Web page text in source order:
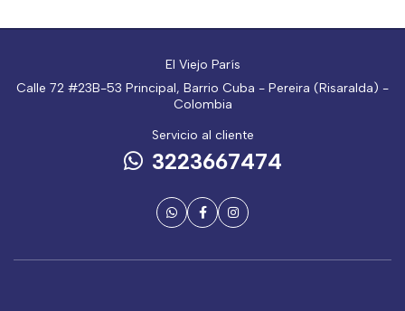
El Viejo París
Calle 72 #23B-53 Principal, Barrio Cuba - Pereira (Risaralda) -
Colombia
Servicio al cliente
3223667474